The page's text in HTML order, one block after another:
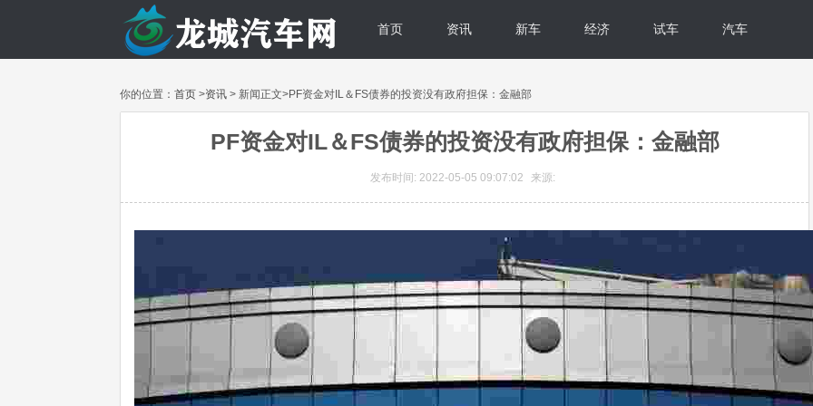
首页 资讯 新车 经济 试车 汽车
你的位置： 首页 >资讯 > 新闻正文>PF资金对IL＆FS债券的投资没有政府担保：金融部
PF资金对IL＆FS债券的投资没有政府担保：金融部
发布时间: 2022-05-05 09:07:02 来源: